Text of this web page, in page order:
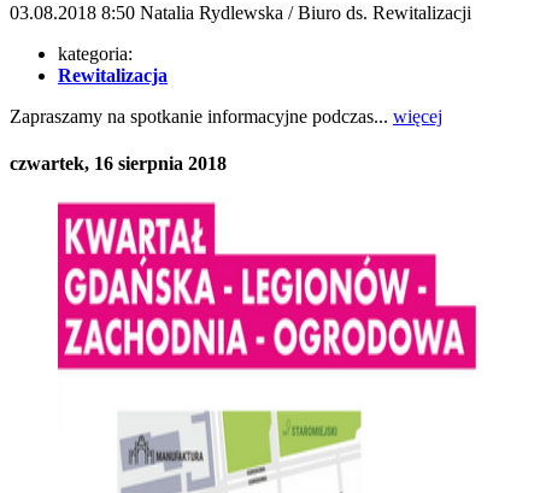
03.08.2018 8:50 Natalia Rydlewska / Biuro ds. Rewitalizacji
kategoria:
Rewitalizacja
Zapraszamy na spotkanie informacyjne podczas... więcej
czwartek, 16 sierpnia 2018